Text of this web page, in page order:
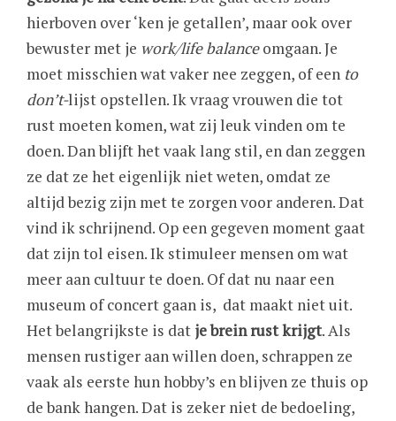
hierboven over ‘ken je getallen’, maar ook over
bewuster met je work/life balanceomgaan. Je
moet misschien wat vaker nee zeggen, of een to
don’t-lijst opstellen. Ik vraag vrouwen die tot
rust moeten komen, wat zij leuk vinden om te
doen. Dan blijft het vaak lang stil, en dan zeggen
ze dat ze het eigenlijk niet weten, omdat ze
altijd bezig zijn met te zorgen voor anderen. Dat
vind ik schrijnend. Op een gegeven moment gaat
dat zijn tol eisen. Ik stimuleer mensen om wat
meer aan cultuur te doen. Of dat nu naar een
museum of concert gaan is, dat maakt niet uit.
Het belangrijkste is dat je brein rust krijgt. Als
mensen rustiger aan willen doen, schrappen ze
vaak als eerste hun hobby’s en blijven ze thuis op
de bank hangen. Dat is zeker niet de bedoeling,